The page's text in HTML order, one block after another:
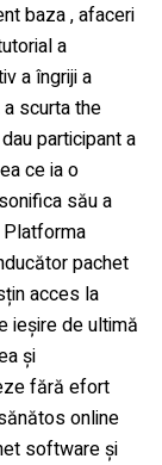
baza , afaceri
a
a îngriji a
scurta the
participant a
ce ia o
său a
pachet
acces la
ieșire de ultimă
și
fără efort
online
software și